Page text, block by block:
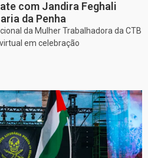
com Jandira Feghali
da Penha
da Mulher Trabalhadora da CTB
em celebração